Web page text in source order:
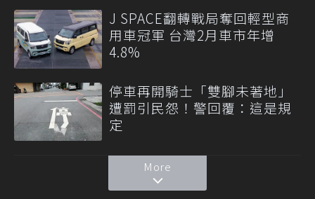
J SPACE翻轉戰局奪回輕型商
用車冠軍 台灣2月車市年增
4.8%
停車再開騎士「雙腳未著地」
遭罰引民怨！警回覆：這是規
定
More